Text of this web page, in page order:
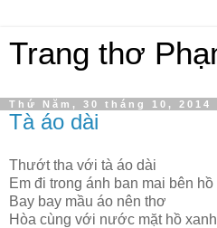
Trang thơ
Thứ Năm, 30 tháng 10, 2014
Tà áo dài
Thướt tha với tà áo dài
Em đi trong ánh ban mai bên hồ
Bay bay mầu áo nên thơ
Hòa cùng với nước mặt hồ